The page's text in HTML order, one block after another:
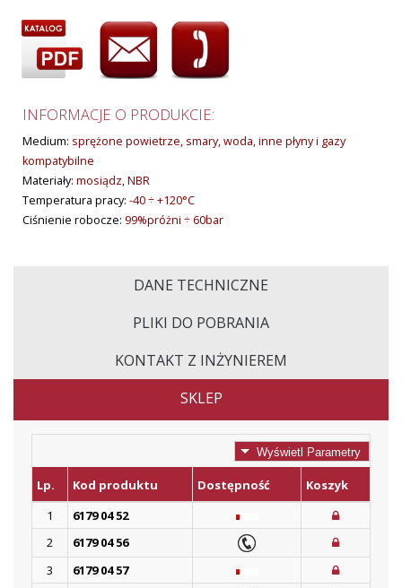
INFORMACJE O PRODUKCIE:
Medium: sprężone powietrze, smary, woda, inne płyny i gazy
kompatybilne
Materiały: mosiądz, NBR
Temperatura pracy: -40 ÷ +120°C
Ciśnienie robocze: 99%próżni ÷ 60bar
DANE TECHNICZNE
PLIKI DO POBRANIA
KONTAKT Z INŻYNIEREM
SKLEP
Wyświetl Parametry
Lp. Kod produktu Dostępność
Koszyk
1
6179 04 52
2
6179 04 56
3
6179 04 57